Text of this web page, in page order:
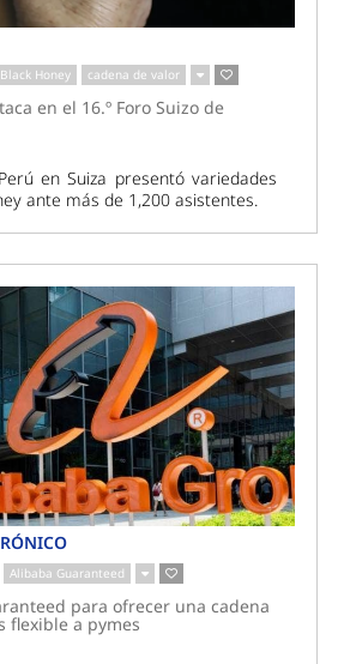
Black Honey cadena de valor
en el 16.º Foro Suizo de
en Suiza presentó variedades
ante más de 1,200 asistentes.
Alibaba Guaranteed
para ofrecer una cadena
flexible a pymes